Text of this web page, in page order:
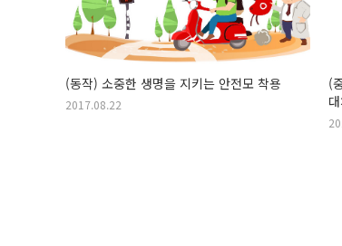
(동작) 소중한 생명을 지키는 안전모 착용
2017.08.22
(